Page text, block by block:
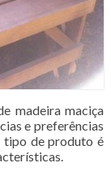
madeira maciça
e preferências
tipo de produto é